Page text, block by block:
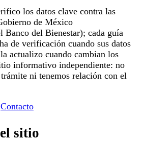
los datos clave contra las
de México
Banco del Bienestar); cada guía
de verificación cuando sus datos
actualizo cuando cambian los
informativo independiente: no
ni tenemos relación con el
Contacto
sitio